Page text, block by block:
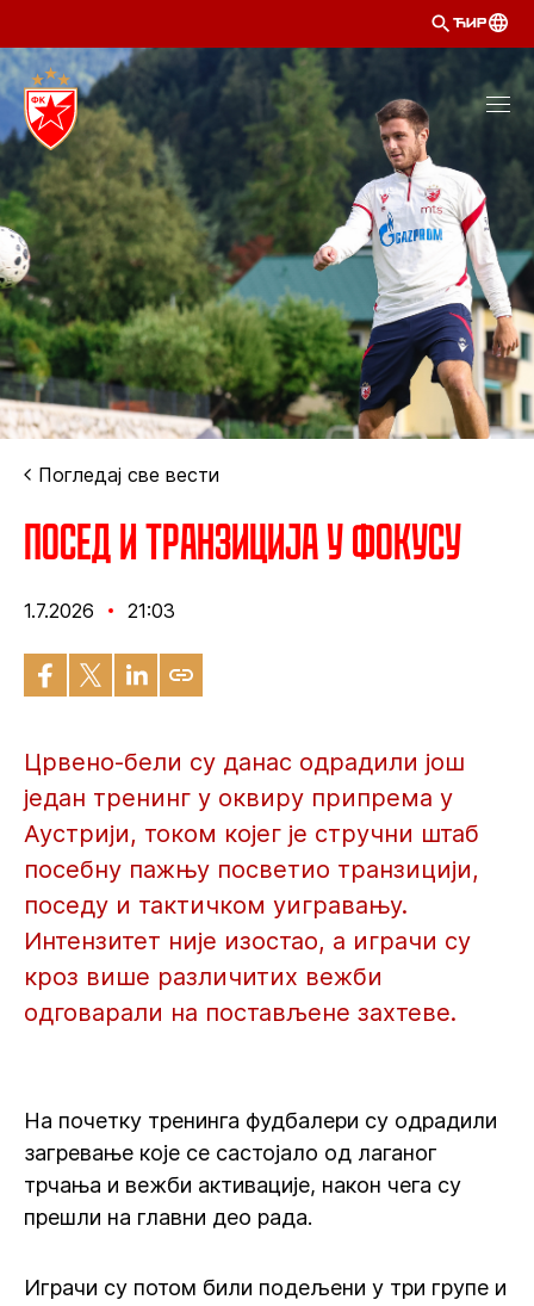
ЋИР
Погледај све вести
Посед и транзиција у фокусу
1.7.2026 21:03
Црвено-бели су данас одрадили још
један тренинг у оквиру припрема у
Аустрији, током којег је стручни штаб
посебну пажњу посветио транзицији,
поседу и тактичком уигравању.
Интензитет није изостао, а играчи су
кроз више различитих вежби
одговарали на постављене захтеве.
На почетку тренинга фудбалери су одрадили
загревање које се састојало од лаганог
трчања и вежби активације, након чега су
прешли на главни део рада.
Играчи су потом били подељени у три групе и